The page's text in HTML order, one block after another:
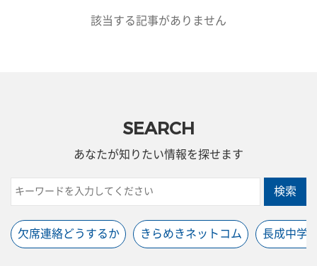
該当する記事がありません
SEARCH
あなたが知りたい情報を探せます
検索
欠席連絡どうするか きらめきネットコム 長成中学